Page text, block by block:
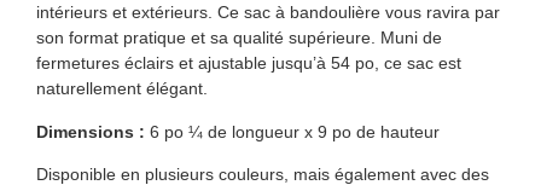
intérieurs et extérieurs. Ce sac à bandoulière vous ravira par
son format pratique et sa qualité supérieure. Muni de
fermetures éclairs et ajustable jusqu’à 54 po, ce sac est
naturellement élégant.
Dimensions : 6 po ¼ de longueur x 9 po de hauteur
Disponible en plusieurs couleurs, mais également avec des